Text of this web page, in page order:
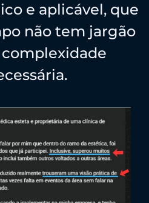
e aplicável, que
não tem jargão